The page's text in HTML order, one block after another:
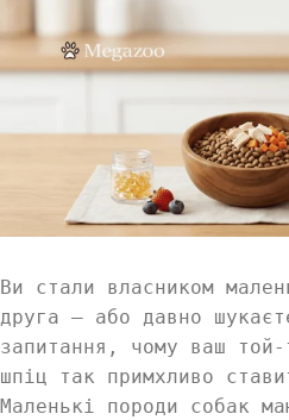
Ви стали власником
друга — або давно
запитання, чому ваш
шпіц так примхливо
Маленькі породи собак